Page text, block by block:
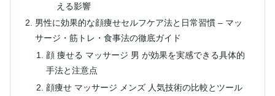
える影響
男性に効果的な顔痩せセルフケア法と日常習慣 – マッ
サージ・筋トレ・食事法の徹底ガイド
顔 痩せる マッサージ 男 が効果を実感できる具体的
手法と注意点
顔痩せ マッサージ メンズ 人気技術の比較とツール